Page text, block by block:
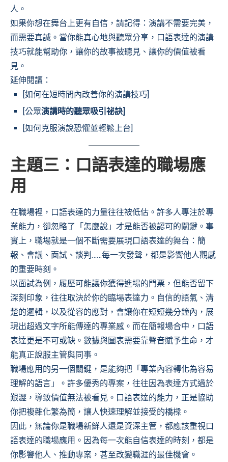
人。
如果你想在舞台上更有自信，請記得：演講不需要完美，
而需要真誠。當你能真心地與聽眾分享，口語表達的演講
技巧就能幫助你，讓你的故事被聽見、讓你的價值被看
見。
延伸閱讀：
[如何在短時間內改善你的演講技巧]
[公眾演講時的聽眾吸引祕訣]
[如何克服演說恐懼並輕鬆上台]
主題三：口語表達的職場應
用
在職場裡，口語表達的力量往往被低估。許多人專注於專
業能力，卻忽略了「怎麼說」才是能否被認可的關鍵。事
實上，職場就是一個不斷需要展現口語表達的舞台：簡
報、會議、面試、談判……每一次發聲，都是影響他人觀感
的重要時刻。
以面試為例，履歷可能讓你獲得進場的門票，但能否留下
深刻印象，往往取決於你的臨場表達力。自信的語氣、清
楚的邏輯，以及從容的應對，會讓你在短短幾分鐘內，展
現出超過文字所能傳達的專業感。而在簡報場合中，口語
表達更是不可或缺。數據與圖表需要靠聲音賦予生命，才
能真正說服主管與同事。
職場應用的另一個關鍵，是能夠把「專業內容轉化為容易
理解的語言」。許多優秀的專案，往往因為表達方式過於
艱澀，導致價值無法被看見。口語表達的能力，正是協助
你把複雜化繁為簡，讓人快速理解並接受的橋樑。
因此，無論你是職場新鮮人還是資深主管，都應該重視口
語表達的職場應用。因為每一次能自信表達的時刻，都是
你影響他人、推動專案，甚至改變職涯的最佳機會。